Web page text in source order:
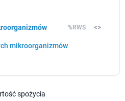
<>
mikroorganizmów
spożycia